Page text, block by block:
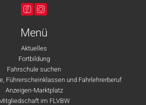
Menü
Aktuelles
Fortbildung
Fahrschule suchen
Führerscheinklassen und Fahrlehrerberuf
Anzeigen-Marktplatz
im FLVBW